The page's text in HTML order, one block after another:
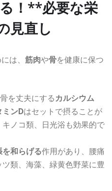
！**必要な栄
見直し
は、 筋肉や骨を健康に保つ
骨を丈夫にするカルシウム
ミンDはセットで摂ることが
ノコ類、日光浴も効果的で
を和らげる作用があり、腰痛
類、海藻、緑黄色野菜に豊